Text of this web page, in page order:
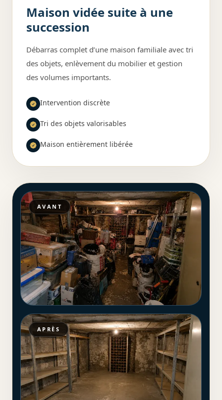
Maison vidée suite à une
succession
Débarras complet d’une maison familiale avec tri
des objets, enlèvement du mobilier et gestion
des volumes importants.
Intervention discrète
Tri des objets valorisables
Maison entièrement libérée
AVANT
APRÈS